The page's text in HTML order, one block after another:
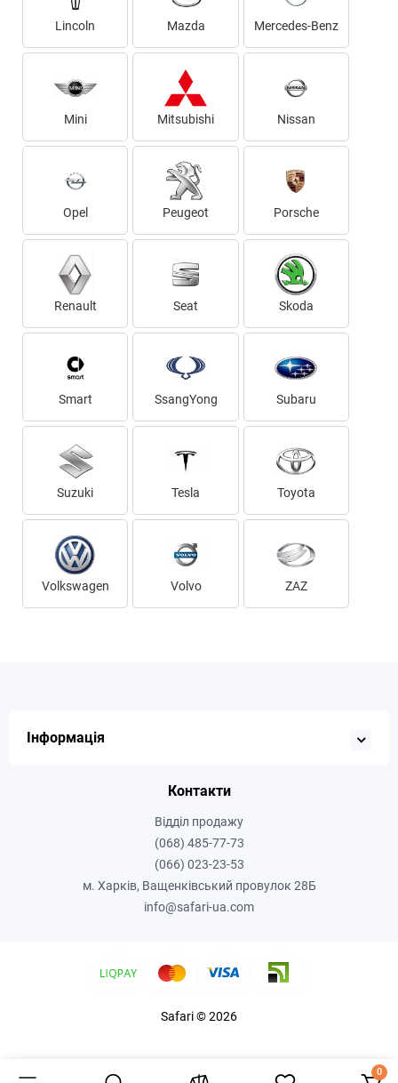
0
Lincoln Mazda Mercedes-Benz
Mini Mitsubishi Nissan
Opel Peugeot Porsche
Renault Seat Skoda
Smart SsangYong Subaru
Suzuki Tesla Toyota
Volkswagen Volvo ZAZ
Інформація
Контакти
Відділ продажу
(068) 485-77-73
(066) 023-23-53
м. Харків, Ващенківський провулок 28Б
info@safari-ua.com
Safari © 2026